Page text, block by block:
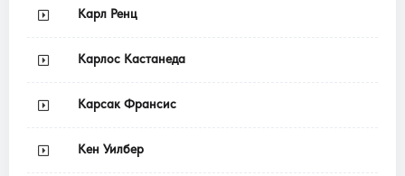
Карл Ренц
Карлос Кастанеда
Карсак Франсис
Кен Уилбер